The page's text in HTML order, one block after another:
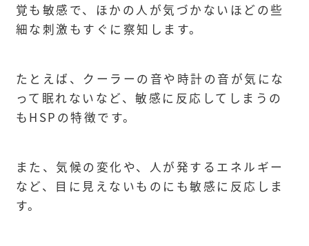
覚も敏感で、ほかの人が気づかないほどの些
細な刺激もすぐに察知します。
たとえば、クーラーの音や時計の音が気にな
って眠れないなど、敏感に反応してしまうの
もHSPの特徴です。
また、気候の変化や、人が発するエネルギー
など、目に見えないものにも敏感に反応しま
す。